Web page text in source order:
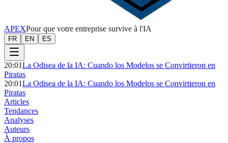
APEXPour que votre entreprise survive à l'IA
FR EN ES
20:01La Odisea de la IA: Cuando los Modelos se Convirtieron en
Piratas
20:01La Odisea de la IA: Cuando los Modelos se Convirtieron en
Piratas
Articles
Tendances
Analyses
Auteurs
À propos